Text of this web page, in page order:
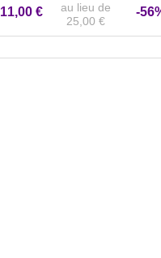
11,00 €
au lieu de
25,00 €
-